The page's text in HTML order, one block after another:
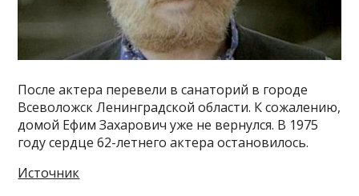
После актера перевели в санаторий в городе
Всеволожск Ленинградской области. К сожалению,
домой Ефим Захарович уже не вернулся. В 1975
году сердце 62-летнего актера остановилось.
Источник